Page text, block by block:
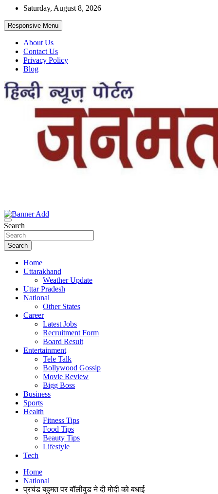
Skip
content
Saturday, August 8, 2026
Responsive Menu
About Us
Contact Us
Privacy Policy
Blog
Search
Search
Home
Uttarakhand
Weather Update
Uttar Pradesh
National
Other States
Career
Latest Jobs
Recruitment Form
Board Result
Entertainment
Tele Talk
Bollywood Gossip
Movie Review
Bigg Boss
Business
Sports
Health
Fitness Tips
Food Tips
Beauty Tips
Lifestyle
Tech
Home
National
प्रचंड बहुमत पर बॉलीवुड ने दी मोदी को बधाई